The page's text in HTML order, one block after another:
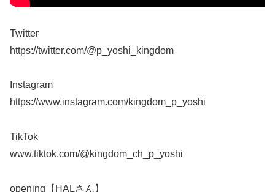
Twitter
https://twitter.com/@p_yoshi_kingdom
Instagram
https://www.instagram.com/kingdom_p_yoshi
TikTok
www.tiktok.com/@kingdom_ch_p_yoshi
opening【HALさん】